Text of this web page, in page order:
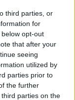
third parties, or
for
opt-out
that after your
seeing
utilized by
parties prior to
the further
parties on the
túl –
személyes
évek, még
pontosan
hogy
az